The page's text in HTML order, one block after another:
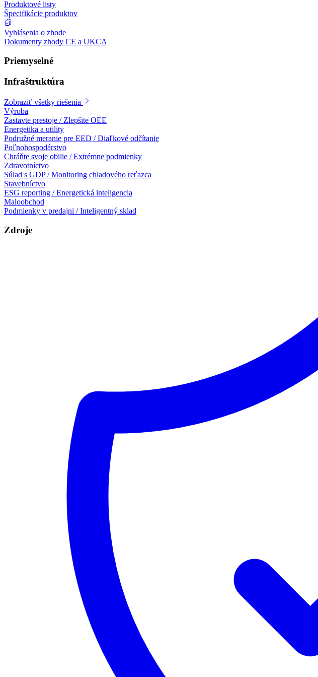
Produktové listy
Špecifikácie produktov
Vyhlásenia o zhode
Dokumenty zhody CE a UKCA
Priemyselné
Infraštruktúra
Zobraziť všetky riešenia
Výroba
Zastavte prestoje / Zlepšite OEE
Energetika a utility
Podružné meranie pre EED / Diaľkové odčítanie
Poľnohospodárstvo
Chráňte svoje obilie / Extrémne podmienky
Zdravotníctvo
Súlad s GDP / Monitoring chladového reťazca
Stavebníctvo
ESG reporting / Energetická inteligencia
Maloobchod
Podmienky v predajni / Inteligentný sklad
Zdroje